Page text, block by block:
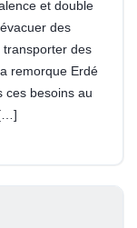
et double
des
des
remorque Erdé
ces besoins au